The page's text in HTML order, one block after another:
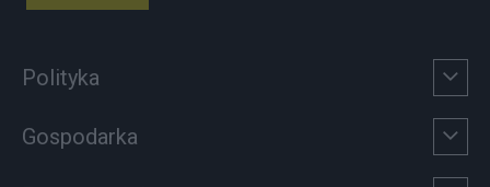
Polityka
Gospodarka